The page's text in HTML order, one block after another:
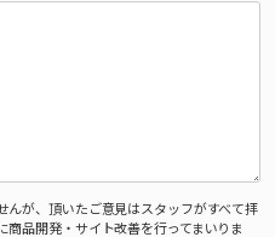
んが、頂いたご意見はスタッフがすべて拝
商品開発・サイト改善を行ってまいりま